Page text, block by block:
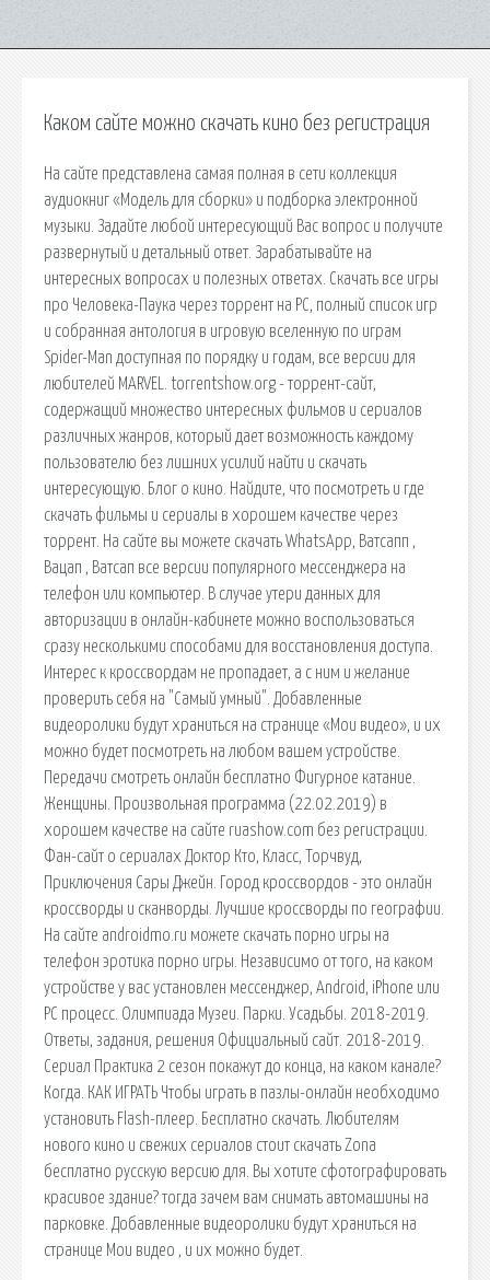
Каком сайте можно скачать кино без регистрация
На сайте представлена самая полная в сети коллекция
аудиокниг «Модель для сборки» и подборка электронной
музыки. Задайте любой интересующий Вас вопрос и получите
развернутый и детальный ответ. Зарабатывайте на
интересных вопросах и полезных ответах. Скачать все игры
про Человека-Паука через торрент на PC, полный список игр
и собранная антология в игровую вселенную по играм
Spider-Man доступная по порядку и годам, все версии для
любителей MARVEL. torrentshow.org - торрент-сайт,
содержащий множество интересных фильмов и сериалов
различных жанров, который дает возможность каждому
пользователю без лишних усилий найти и скачать
интересующую. Блог о кино. Найдите, что посмотреть и где
скачать фильмы и сериалы в хорошем качестве через
торрент. На сайте вы можете скачать WhatsApp, Ватсапп ,
Вацап , Ватсап все версии популярного мессенджера на
телефон или компьютер. В случае утери данных для
авторизации в онлайн-кабинете можно воспользоваться
сразу несколькими способами для восстановления доступа.
Интерес к кроссвордам не пропадает, а с ним и желание
проверить себя на "Самый умный". Добавленные
видеоролики будут храниться на странице «Мои видео», и их
можно будет посмотреть на любом вашем устройстве.
Передачи cмотреть онлайн бесплатно Фигурное катание.
Женщины. Произвольная программа (22.02.2019) в
хорошем качестве на сайте ruashow.com без регистрации.
Фан-сайт о сериалах Доктор Кто, Класс, Торчвуд,
Приключения Сары Джейн. Город кроссвордов - это онлайн
кроссворды и сканворды. Лучшие кроссворды по географии.
На сайте androidmo.ru можете скачать порно игры на
телефон эротика порно игры. Независимо от того, на каком
устройстве у вас установлен мессенджер, Android, iPhone или
PC процесс. Олимпиада Музеи. Парки. Усадьбы. 2018-2019.
Ответы, задания, решения Официальный сайт. 2018-2019.
Сериал Практика 2 сезон покажут до конца, на каком канале?
Когда. КАК ИГРАТЬ Чтобы играть в пазлы-онлайн необходимо
установить Flash-плеер. Бесплатно скачать. Любителям
нового кино и свежих сериалов стоит скачать Zona
бесплатно русскую версию для. Вы хотите сфотографировать
красивое здание? тогда зачем вам снимать автомашины на
парковке. Добавленные видеоролики будут храниться на
странице Мои видео , и их можно будет.